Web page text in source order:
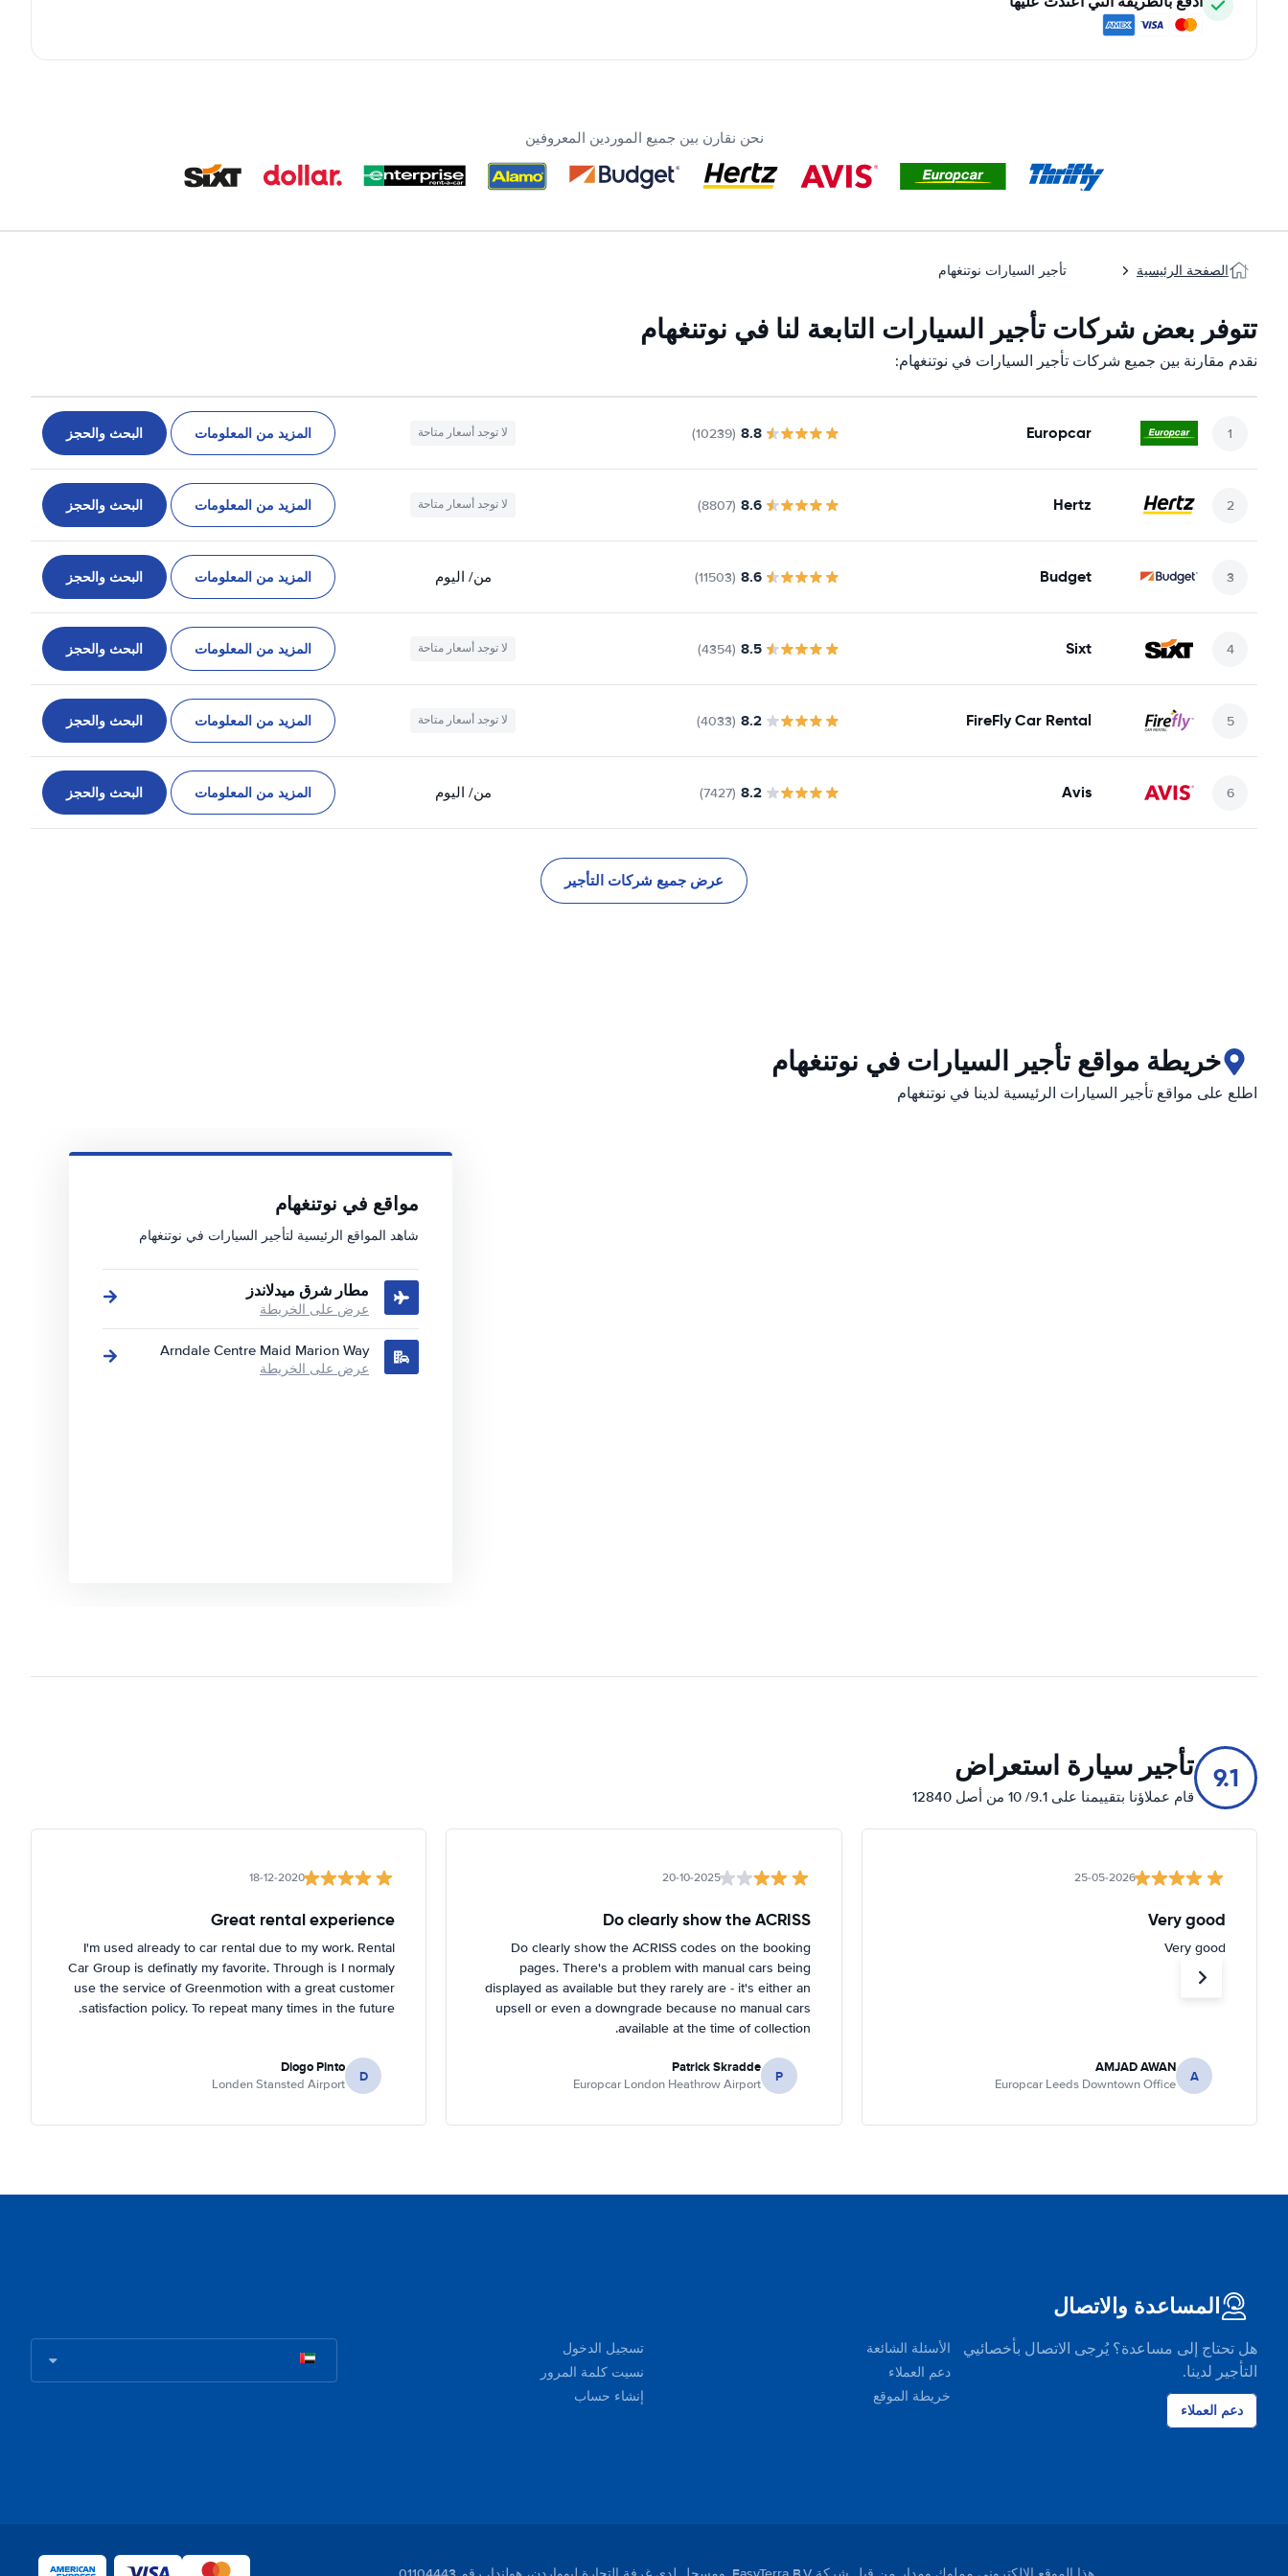
نحن نقارن بين جميع الموردين المعروفين
الصفحة الرئيسية تأجير السيارات نوتنغهام
تتوفر بعض شركات تأجير السيارات التابعة لنا في نوتنغهام
نقدم مقارنة بين جميع شركات تأجير السيارات في نوتنغهام:
Europcar
8.8
(10239) لا توجد أسعار متاحة المزيد من المعلومات البحث والحجز
Hertz
8.6
(8807) لا توجد أسعار متاحة المزيد من المعلومات البحث والحجز
Budget
8.6
(11503) من/ اليوم المزيد من المعلومات البحث والحجز
Sixt
8.5
(4354) لا توجد أسعار متاحة المزيد من المعلومات البحث والحجز
FireFly Car Rental
8.2
(4033) لا توجد أسعار متاحة المزيد من المعلومات البحث والحجز
Avis
8.2
(7427) من/ اليوم المزيد من المعلومات البحث والحجز
عرض جميع شركات التأجير
خريطة مواقع تأجير السيارات في نوتنغهام
اطلع على مواقع تأجير السيارات الرئيسية لدينا في نوتنغهام
مواقع في نوتنغهام
شاهد المواقع الرئيسية لتأجير السيارات في نوتنغهام
مطار شرق ميدلاندز
عرض على الخريطة
Arndale Centre Maid Marion Way
عرض على الخريطة
9.1 تأجير سيارة استعراض
قام عملاؤنا بتقييمنا على 9.1/ 10 من أصل 12840
25-05-2026
Very good
Very good
A
AMJAD AWAN
Europcar Leeds Downtown Office
20-10-2025
Do clearly show the ACRISS
Do clearly show the ACRISS codes on the booking
pages. There's a problem with manual cars being
displayed as available but they rarely are - it's either an
upsell or even a downgrade because no manual cars
available at the time of collection.
P
Patrick Skradde
Europcar London Heathrow Airport
18-12-2020
Great rental experience
I'm used already to car rental due to my work. Rental
Car Group is definatly my favorite. Through is I normaly
use the service of Greenmotion with a great customer
satisfaction policy. To repeat many times in the future.
D
Diogo Pinto
Londen Stansted Airport
المساعدة والاتصال
هل تحتاج إلى مساعدة؟ يُرجى الاتصال بأخصائيي
التأجير لدينا.
دعم العملاء
الأسئلة الشائعة
دعم العملاء
خريطة الموقع
تسجيل الدخول
نسيت كلمة المرور
إنشاء حساب